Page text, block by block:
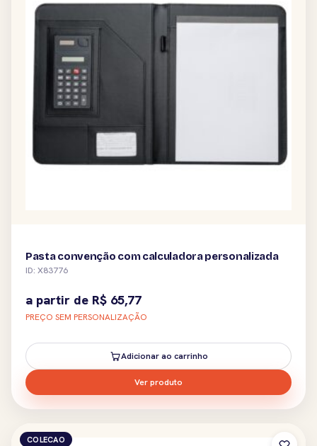
Pasta convenção com calculadora personalizada
ID: X83776
a partir de R$ 65,77
PREÇO SEM PERSONALIZAÇÃO
Adicionar ao carrinho
Ver produto
COLECAO